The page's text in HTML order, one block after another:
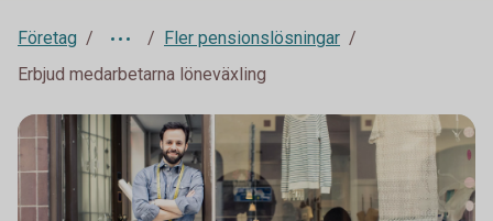
Företag
Fler pensionslösningar
Erbjud medarbetarna löneväxling